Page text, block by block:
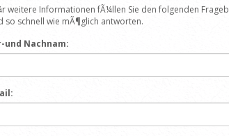
weitere Informationen fÃ¼llen Sie den folgenden
so schnell wie mÃ¶glich antworten.
und Nachnam: